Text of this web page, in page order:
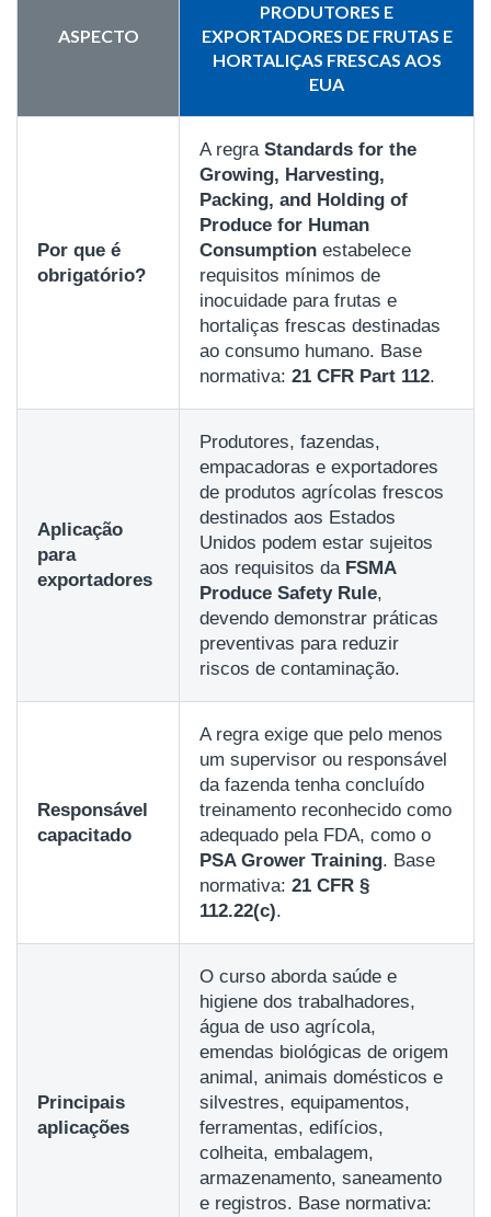
ASPECTO
PRODUTORES E
EXPORTADORES DE FRUTAS E
HORTALIÇAS FRESCAS AOS
EUA
Por que é
obrigatório?
A regra Standards for the
Growing, Harvesting,
Packing, and Holding of
Produce for Human
Consumption estabelece
requisitos mínimos de
inocuidade para frutas e
hortaliças frescas destinadas
ao consumo humano. Base
normativa: 21 CFR Part 112.
Aplicação
para
exportadores
Produtores, fazendas,
empacadoras e exportadores
de produtos agrícolas frescos
destinados aos Estados
Unidos podem estar sujeitos
aos requisitos da FSMA
Produce Safety Rule,
devendo demonstrar práticas
preventivas para reduzir
riscos de contaminação.
Responsável
capacitado
A regra exige que pelo menos
um supervisor ou responsável
da fazenda tenha concluído
treinamento reconhecido como
adequado pela FDA, como o
PSA Grower Training. Base
normativa: 21 CFR §
112.22(c).
Principais
aplicações
O curso aborda saúde e
higiene dos trabalhadores,
água de uso agrícola,
emendas biológicas de origem
animal, animais domésticos e
silvestres, equipamentos,
ferramentas, edifícios,
colheita, embalagem,
armazenamento, saneamento
e registros. Base normativa: